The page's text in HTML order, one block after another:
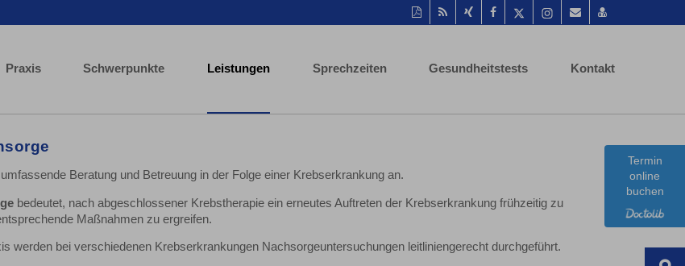
Diese
Seite
drucken
RSS-
Feed
Auf
Xing
Auf
Facebook
Twitter
Instagram-
Seite
Per
Mail
vCard
speichern
Praxis Schwerpunkte Leistungen Sprechzeiten Gesundheitstests Kontakt
Beratung und Betreuung in der Folge einer Krebserkrankung an.
bedeutet, nach abgeschlossener Krebstherapie ein erneutes Auftreten der Krebserkrankung frühzeitig zu
Maßnahmen zu ergreifen.
werden bei verschiedenen Krebserkrankungen Nachsorgeuntersuchungen leitliniengerecht durchgeführt.
Termin
online
buchen